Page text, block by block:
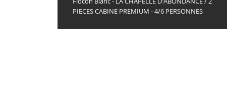
PIECES CABINE PREMIUM - 4/6 PERSONNES